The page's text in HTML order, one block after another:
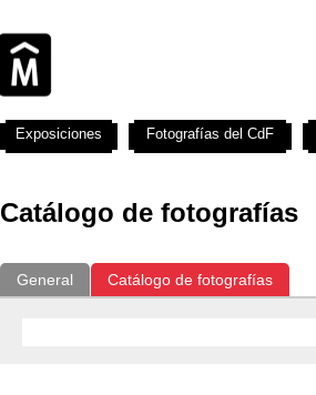
Catálogo de fotografías
General Catálogo de fotografías
Exposiciones Fotografías del CdF